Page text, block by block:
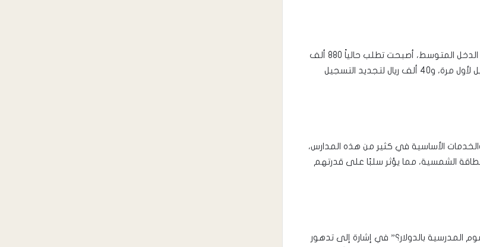
وذكر أن أحد المدارس، التي كانت في السابق مقصداً لأبناء الأسر ذات الدخل المتوسط، أصبحت تطلب حالياً 880 ألف
ريال كرسوم للصف الأول الابتدائي، بالإضافة إلى 80 ألف ريال للتسجيل لأول مرة، و40 ألف ريال لتجديد التسجيل
الأساسية في كثير من هذه المدارس،
الشمسية، مما يؤثر سلبًا على قدرتهم
المدرسية بالدولار؟” في إشارة إلى تدهور